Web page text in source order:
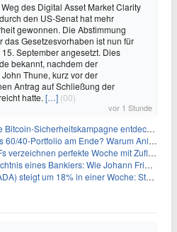
des Digital Asset Market Clarity
den US-Senat hat mehr
gewonnen. Die Abstimmung
das Gesetzesvorhaben ist nun für
September angesetzt. Dies
bekannt, nachdem der
Thune, kurz vor der
Antrag auf Schließung der
hatte. […] (00)
vor 1 Stunde
entdeckt fast 5.000 Softwareprobleme in 390 Projekten
am Ende? Warum Anleger jetzt radikal umdenken müssen
perfekte Woche mit Zuflüssen auf 3-Monats-Hoch
Bankiers: Wie Johann Friedrich Städel sein Imperium unsterblich machte
um 18% in einer Woche: Steht ein Kurs von $0,30 bevor?